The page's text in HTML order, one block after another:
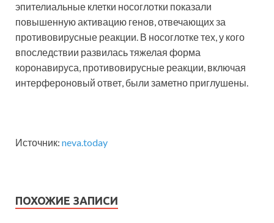
эпителиальные клетки носоглотки показали
повышенную активацию генов, отвечающих за
противовирусные реакции. В носоглотке тех, у кого
впоследствии развилась тяжелая форма
коронавируса, противовирусные реакции, включая
интерфероновый ответ, были заметно приглушены.
Источник: neva.today
ПОХОЖИЕ ЗАПИСИ